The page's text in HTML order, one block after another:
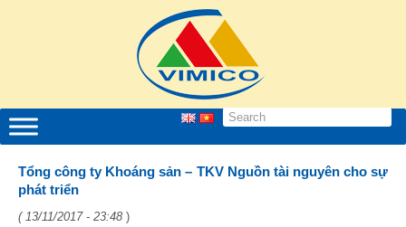
Tổng công ty Khoáng sản – TKV Nguồn tài nguyên cho sự
phát triển
( 13/11/2017 - 23:48 )